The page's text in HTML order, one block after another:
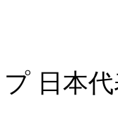
日本